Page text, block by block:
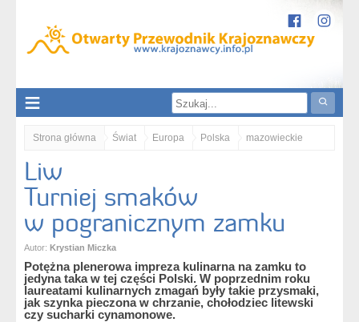
Strona główna Świat Europa Polska mazowieckie
Mazowsze
Liw
Turniej smaków
w pogranicznym zamku
Autor: Krystian Miczka
Potężna plenerowa impreza kulinarna na zamku to
jedyna taka w tej części Polski. W poprzednim roku
laureatami kulinarnych zmagań były takie przysmaki,
jak szynka pieczona w chrzanie, chołodziec litewski
czy sucharki cynamonowe.